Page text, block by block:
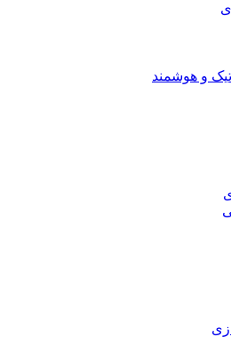
و هوشمند